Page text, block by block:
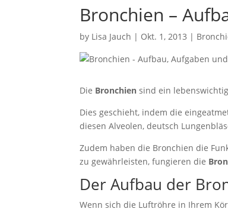
Bronchien –
by Lisa Jauch | Okt. 1, 2013 |
Die Bronchien sind ein
Dies geschieht, indem die
diesen Alveolen, deutsch
Zudem haben die Bronchien die
zu gewährleisten, fungieren die
Der Aufbau der
Wenn sich die Luftröhre in Ihrem